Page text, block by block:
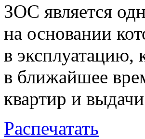
ЗОС является
на основании
в эксплуатацию,
в ближайшее
квартир и
Распечатать